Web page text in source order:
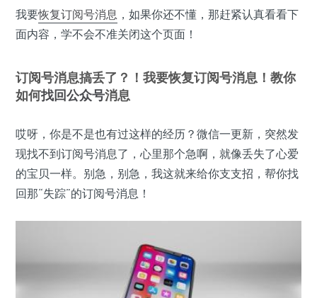
我要恢复订阅号消息 ，如果你还不懂，那赶紧认真看看下
面内容，学不会不准关闭这个页面！
订阅号消息搞丢了？！我要恢复订阅号消息！教你
如何找回公众号消息
哎呀，你是不是也有过这样的经历？微信一更新，突然发
现找不到订阅号消息了，心里那个急啊，就像丢失了心爱
的宝贝一样。别急，别急，我这就来给你支支招，帮你找
回那“失踪”的订阅号消息！